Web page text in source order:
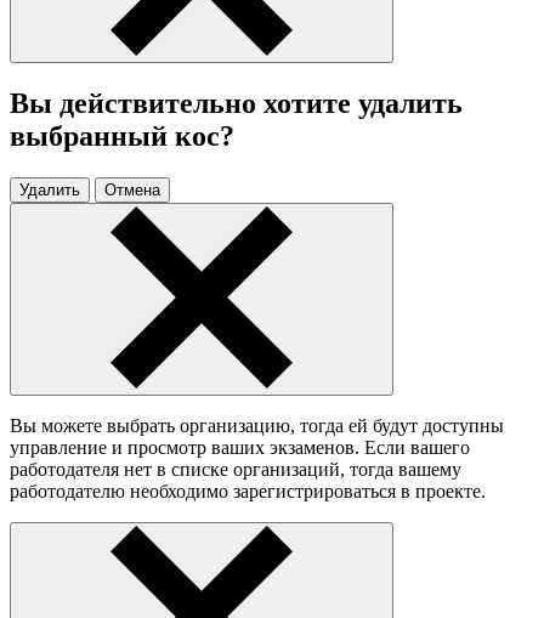
Вы действительно хотите удалить
выбранный кос?
Удалить Отмена
Вы можете выбрать организацию, тогда ей будут доступны
управление и просмотр ваших экзаменов. Если вашего
работодателя нет в списке организаций, тогда вашему
работодателю необходимо зарегистрироваться в проекте.